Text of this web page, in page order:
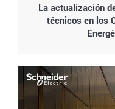
La actualización
técnicos en los